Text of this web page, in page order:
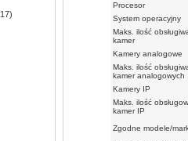
Procesor
System operacyjny
Maks. ilość
kamer
Kamery analogowe
Maks. ilość
kamer analogowych
Kamery IP
Maks. ilość
kamer IP
Zgodne modele/